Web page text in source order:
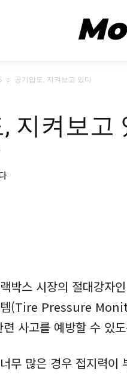
공기압도, 지켜보고 있다
지켜보고
박스 시장의 절대강자
템(Tire Pressure
사고를 예방할 수 있
무 많은 경우 접지력